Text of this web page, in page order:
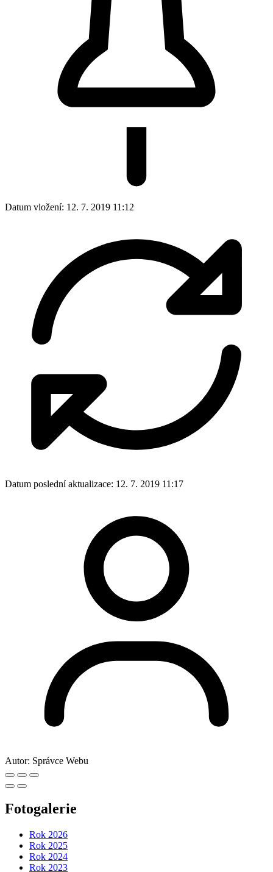
Datum vložení: 12. 7. 2019 11:12
Datum poslední aktualizace: 12. 7. 2019 11:17
Autor: Správce Webu
Fotogalerie
Rok 2026
Rok 2025
Rok 2024
Rok 2023